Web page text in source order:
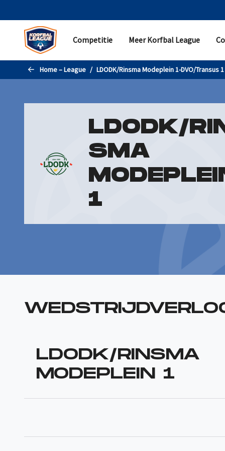
Competitie
COMPETITIE
Standen en uitslagen
Livestreams
Promotie/degradatie
Meer Korfbal League
MEER KORFBAL LEAGUE
Nieuws
Korfbal Leagueverkiezingen
Historie
CONTACT
Pers
Home – League LDODK/Rinsma Modeplein 1-DVO/Transus 1
LDODK/
SMA
1
LDODK/RINSMA
MODEPLEIN 1